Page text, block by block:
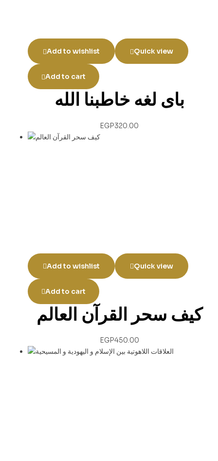
Add to wishlist Quick view
Add to cart
باى لغه خاطبنا الله
EGP320.00
Add to wishlist Quick view
Add to cart
كيف سحر القرآن العالم
EGP450.00